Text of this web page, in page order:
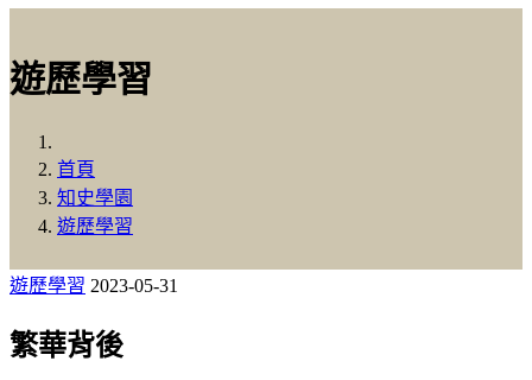
遊歷學習
首頁
知史學園
遊歷學習
遊歷學習 2023-05-31
繁華背後